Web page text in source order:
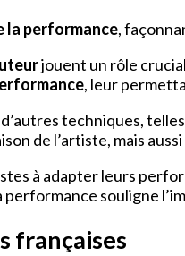
la performance,
jouent un rôle
, leur
techniques,
de l’artiste, mais
à adapter leurs
souligne
françaises